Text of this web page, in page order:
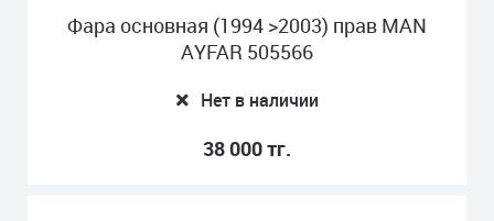
Фара основная (1994 >2003) прав MAN
AYFAR 505566
Нет в наличии
38 000 тг.